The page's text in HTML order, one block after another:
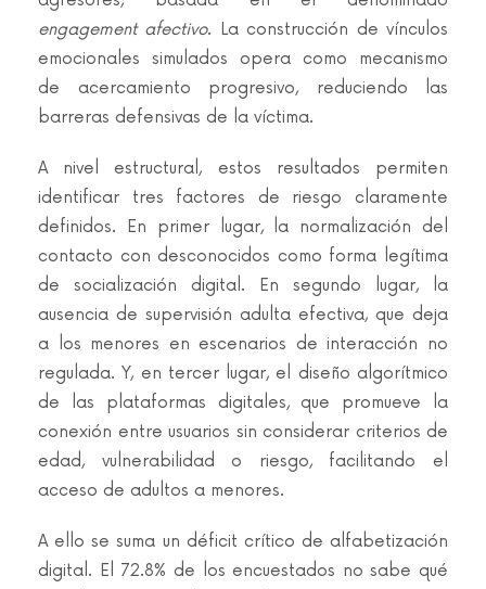
engagement afectivo. La construcción de vínculos
emocionales simulados opera como mecanismo
de acercamiento progresivo, reduciendo las
barreras defensivas de la víctima.
A nivel estructural, estos resultados permiten
identificar tres factores de riesgo claramente
definidos. En primer lugar, la normalización del
contacto con desconocidos como forma legítima
de socialización digital. En segundo lugar, la
ausencia de supervisión adulta efectiva, que deja
a los menores en escenarios de interacción no
regulada. Y, en tercer lugar, el diseño algorítmico
de las plataformas digitales, que promueve la
conexión entre usuarios sin considerar criterios de
edad, vulnerabilidad o riesgo, facilitando el
acceso de adultos a menores.
A ello se suma un déficit crítico de alfabetización
digital. El 72.8% de los encuestados no sabe qué